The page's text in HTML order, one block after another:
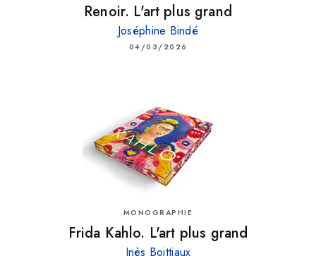
Renoir. L'art plus grand
Joséphine Bindé
04/03/2026
MONOGRAPHIE
Frida Kahlo. L'art plus grand
Inès Boittiaux